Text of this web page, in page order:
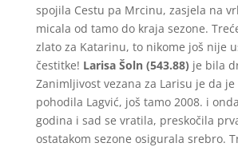
spojila Cestu pa Mrcinu, zasjela na
micala od tamo do kraja sezone.
zlato za Katarinu, to nikome još nije
čestitke! Larisa Šoln (543.88) je bila
Zanimljivost vezana za Larisu je da
pohodila Lagvić, još tamo 2008. i
godina i sad se vratila, preskočila
ostatakom sezone osigurala srebro.